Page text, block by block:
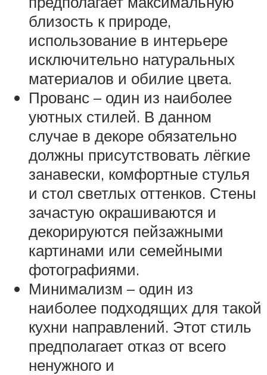
близость к природе,
использование в интерьере
исключительно натуральных
материалов и обилие цвета.
Прованс – один из наиболее
уютных стилей. В данном
случае в декоре обязательно
должны присутствовать лёгкие
занавески, комфортные стулья
и стол светлых оттенков. Стены
зачастую окрашиваются и
декорируются пейзажными
картинами или семейными
фотографиями.
Минимализм – один из
наиболее подходящих для такой
кухни направлений. Этот стиль
предполагает отказ от всего
ненужного и